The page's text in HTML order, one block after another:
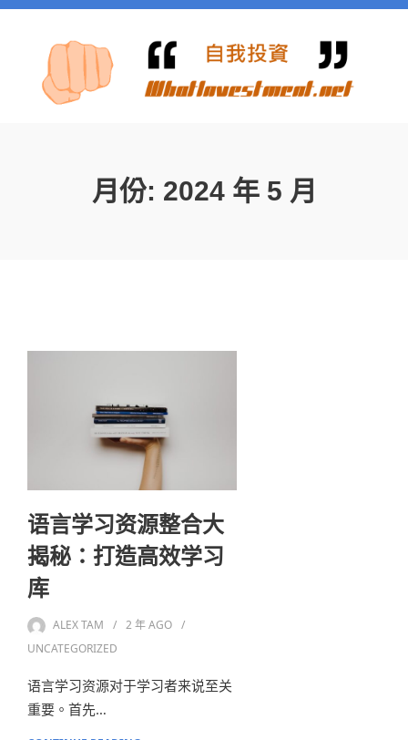
月份: 2024 年 5 月
语言学习资源整合大
揭秘：打造高效学习
库
ALEX TAM 2 年AGO
UNCATEGORIZED
语言学习资源对于学习者来说至关
重要。首先…